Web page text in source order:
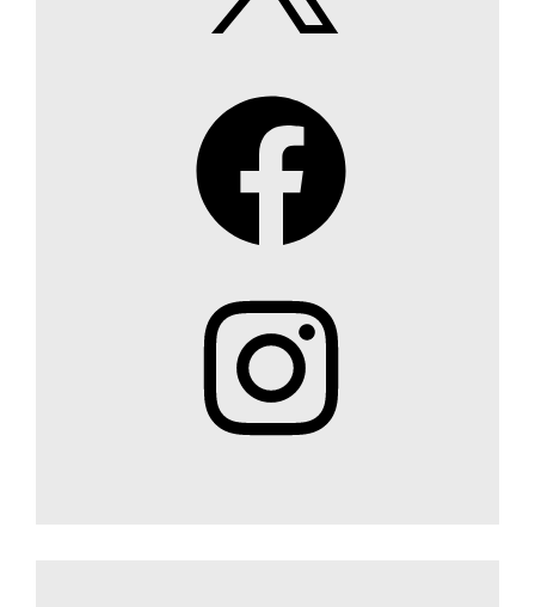
Facebook
Instagram